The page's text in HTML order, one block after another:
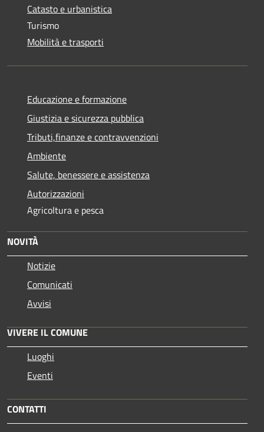
Catasto e urbanistica
Turismo
Mobilità e trasporti
Educazione e formazione
Giustizia e sicurezza pubblica
Tributi,finanze e contravvenzioni
Ambiente
Salute, benessere e assistenza
Autorizzazioni
Agricoltura e pesca
NOVITÀ
Notizie
Comunicati
Avvisi
VIVERE IL COMUNE
Luoghi
Eventi
CONTATTI